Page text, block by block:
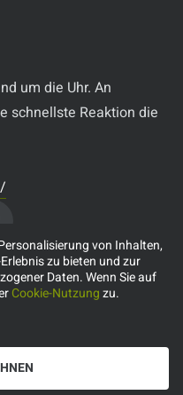
um die Uhr. An
schnellste Reaktion die
von Inhalten,
zu bieten und zur
Daten. Wenn Sie auf
Cookie-Nutzungzu.